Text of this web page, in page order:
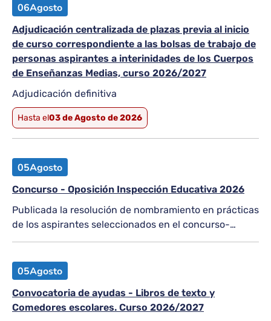
06Agosto
Adjudicación centralizada de plazas previa al inicio
de curso correspondiente a las bolsas de trabajo de
personas aspirantes a interinidades de los Cuerpos
de Enseñanzas Medias, curso 2026/2027
Adjudicación definitiva
Hasta el03 de Agosto de 2026
05Agosto
Concurso - Oposición Inspección Educativa 2026
Publicada la resolución de nombramiento en prácticas
de los aspirantes seleccionados en el concurso-
19/12/2025), regulación de la fase...
05Agosto
Convocatoria de ayudas - Libros de texto y
Comedores escolares. Curso 2026/2027